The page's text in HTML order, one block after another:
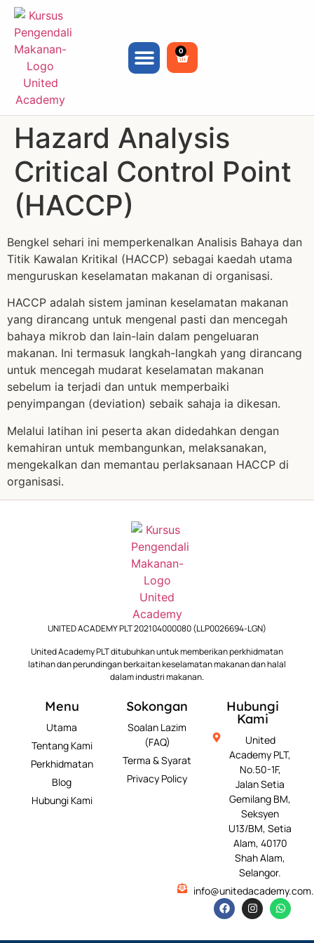
0
Hazard Analysis
Critical Control Point
(HACCP)
Bengkel sehari ini memperkenalkan Analisis Bahaya dan
Titik Kawalan Kritikal (HACCP) sebagai kaedah utama
menguruskan keselamatan makanan di organisasi.
HACCP adalah sistem jaminan keselamatan makanan
yang dirancang untuk mengenal pasti dan mencegah
bahaya mikrob dan lain-lain dalam pengeluaran
makanan. Ini termasuk langkah-langkah yang dirancang
untuk mencegah mudarat keselamatan makanan
sebelum ia terjadi dan untuk memperbaiki
penyimpangan (deviation) sebaik sahaja ia dikesan.
Melalui latihan ini peserta akan didedahkan dengan
kemahiran untuk membangunkan, melaksanakan,
mengekalkan dan memantau perlaksanaan HACCP di
organisasi.
UNITED ACADEMY PLT 202104000080 (LLP0026694-LGN)
United Academy PLT ditubuhkan untuk memberikan perkhidmatan
latihan dan perundingan berkaitan keselamatan makanan dan halal
dalam industri makanan.
Menu
Utama
Tentang Kami
Perkhidmatan
Blog
Hubungi Kami
Sokongan
Soalan Lazim
(FAQ)
Terma & Syarat
Privacy Policy
Hubungi
Kami
United
Academy PLT,
No.50-1F,
Jalan Setia
Gemilang BM,
Seksyen
U13/BM, Setia
Alam, 40170
Shah Alam,
Selangor.